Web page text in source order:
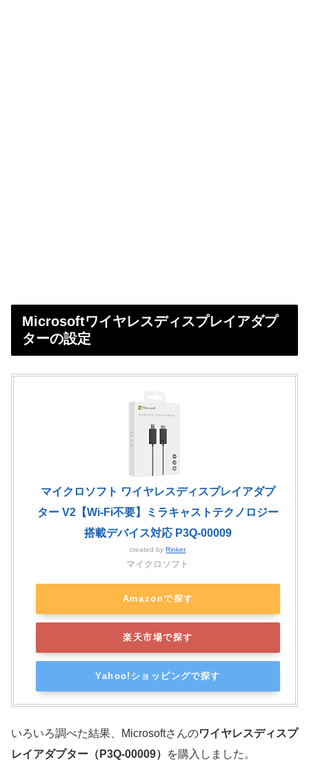
Microsoftワイヤレスディスプレイアダプ
ターの設定
マイクロソフト ワイヤレスディスプレイアダプ
ター V2【Wi-Fi不要】ミラキャストテクノロジー
搭載デバイス対応 P3Q-00009
created byRinker
マイクロソフト
Amazonで探す
楽天市場で探す
Yahoo!ショッピングで探す
いろいろ調べた結果、Microsoftさんのワイヤレスディスプ
レイアダプター（P3Q-00009）
を購入しました。